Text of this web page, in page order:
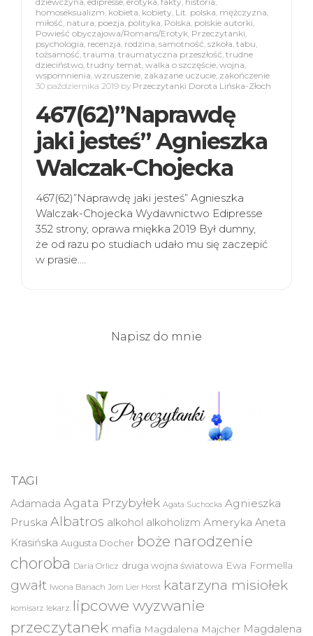
homoseksualizm, kobieta, kobiety, Lit. polska, mężczyzna,
miłość, natura, poezja, polityka, Polska, polskie autorki,
Powieść obyczajowa/Romans/Erotyk, Przeczytanki,
psychologia, recenzja, rodzina, samotność, szkoła, tabu,
tożsamość, trauma, traumatyczna przeszłość, trudne
dzieciństwo, trudny temat, walka o szczęście, wojna,
wspomnienia, wzruszenie, zakazane uczucie, zakończenie
30 października 2019 by Przeczytanki Dorota Lińska-Złoch
467(62)”Naprawdę
jaki jesteś” Agnieszka
Walczak-Chojecka
467(62)”Naprawdę jaki jesteś” Agnieszka
Walczak-Chojecka Wydawnictwo Edipresse
352 strony, oprawa miękka 2019 Był dumny,
że od razu po studiach udało mu się zaczepić
w prasie.…
Napisz do mnie
TAGI
Adamada Agata Przybyłek Agata Suchocka Agnieszka
Pruska Albatros alkohol alkoholizm Ameryka Aneta
Krasińska Augusta Docher boże narodzenie
choroba Daria Orlicz druga wojna światowa Ewa Formella
gwałt Iwona Banach Jorn Lier Horst katarzyna misiołek
komisarz lekarz lipcowe wyzwanie
przeczytanek mafia Magdalena Majcher Magdalena